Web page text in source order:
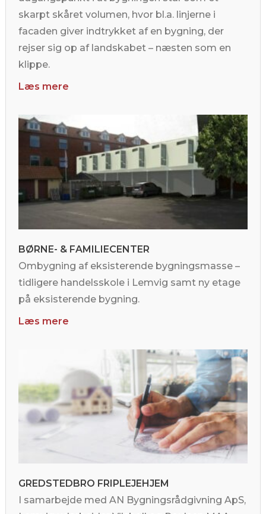
skarpt skåret volumen, hvor bl.a. linjerne i
facaden giver indtrykket af en bygning, der
rejser sig op af landskabet – næsten som en
klippe.
Læs mere
BØRNE- & FAMILIECENTER
Ombygning af eksisterende bygningsmasse –
tidligere handelsskole i Lemvig samt ny etage
på eksisterende bygning.
Læs mere
GREDSTEDBRO FRIPLEJEHJEM
I samarbejde med AN Bygningsrådgivning ApS,